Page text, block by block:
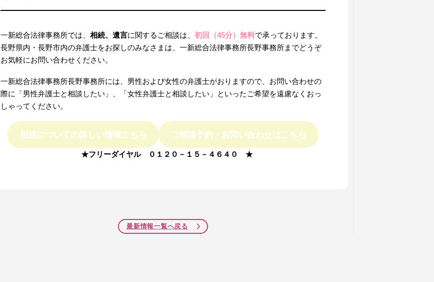
一新総合法律事務所では、相続、遺言に関するご相談は、初回（45分）無料で承っております。
長野県内・長野市内の弁護士をお探しのみなさまは、一新総合法律事務所長野事務所までどうぞ
お気軽にお問い合わせください。
一新総合法律事務所長野事務所には、男性および女性の弁護士がおりますので、お問い合わせの
際に「男性弁護士と相談したい」、「女性弁護士と相談したい」といったご希望を遠慮なくおっ
しゃってください。
相続についての詳しい情報こちら ご相談予約・お問い合わせはこちら
★フリーダイヤル ０１２０－１５－４６４０ ★
最新情報一覧へ戻る